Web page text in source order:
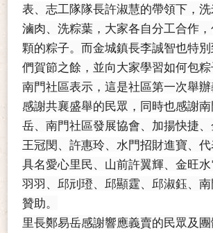
表、志工隊隊長許淑慧的帶領下，洗
滷肉、洗粽葉，大家各自分工合作
顆的粽子。而金城鎮長李誠智也特
們賀節之餘，並向大家學習如何包粽
南門社區表示，這是社區第一次舉
感謝共襄盛舉的民眾，同時也感謝
岳、南門社區發展協會、加揚快捷、
王冠閔、許惠玲、水門招財進寶、
具名愛心里民、山前許翼輝、金旺
羽羽、邱刓璒、邱顯霆、邱淑鈺、
贊助。
里長鄭易岳感謝響應義賣的民眾及團